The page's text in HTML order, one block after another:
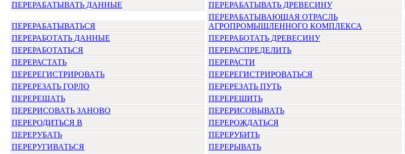
ПЕРЕРАБАТЫВАТЬ ДАННЫЕ
ПЕРЕРАБАТЫВАТЬ ДРЕВЕСИНУ
ПЕРЕРАБАТЫВАТЬСЯ
ПЕРЕРАБАТЫВАЮЩАЯ ОТРАСЛЬ
АГРОПРОМЫШЛЕННОГО КОМПЛЕКСА
ПЕРЕРАБОТАТЬ ДАННЫЕ
ПЕРЕРАБОТАТЬ ДРЕВЕСИНУ
ПЕРЕРАБОТАТЬСЯ
ПЕРЕРАСПРЕДЕЛИТЬ
ПЕРЕРАСТАТЬ
ПЕРЕРАСТИ
ПЕРЕРЕГИСТРИРОВАТЬ
ПЕРЕРЕГИСТРИРОВАТЬСЯ
ПЕРЕРЕЗАТЬ ГОРЛО
ПЕРЕРЕЗАТЬ ПУТЬ
ПЕРЕРЕШАТЬ
ПЕРЕРЕШИТЬ
ПЕРЕРИСОВАТЬ ЗАНОВО
ПЕРЕРИСОВЫВАТЬ
ПЕРЕРОДИТЬСЯ В
ПЕРЕРОЖДАТЬСЯ
ПЕРЕРУБАТЬ
ПЕРЕРУБИТЬ
ПЕРЕРУГИВАТЬСЯ
ПЕРЕРЫВАТЬ